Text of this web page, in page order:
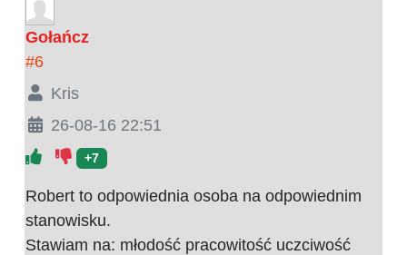
Gołańcz
#6
Kris
26-08-16 22:51
+7
Robert to odpowiednia osoba na odpowiednim
stanowisku.
Stawiam na: młodość pracowitość uczciwość